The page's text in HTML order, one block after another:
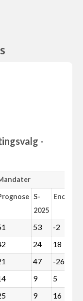
-
S-
2025
Endring
53 -2
24 18
47 -26
9 5
9 16